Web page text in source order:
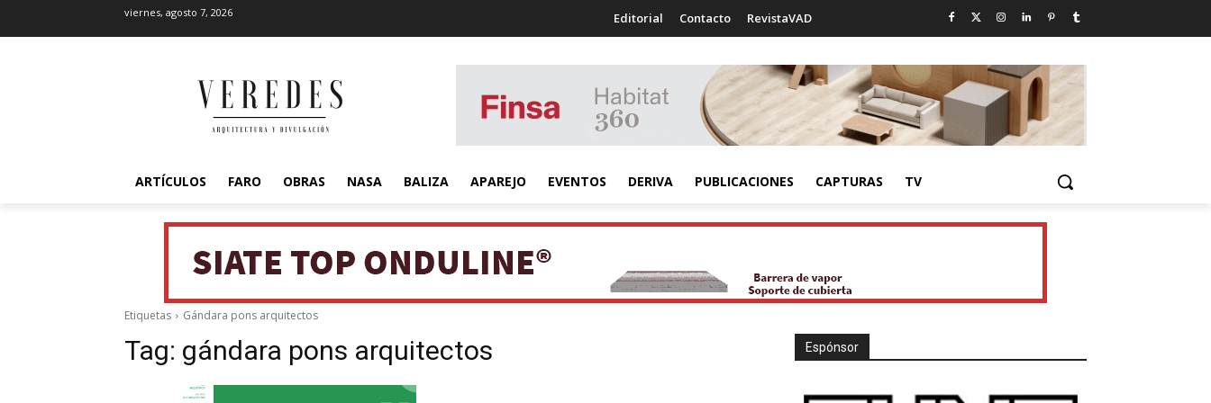
viernes, agosto 7, 2026 Editorial Contacto RevistaVAD
ARTÍCULOS FARO OBRAS NASA BALIZA APAREJO EVENTOS DERIVA PUBLICACIONES CAPTURAS TV
Etiquetas Gándara pons arquitectos
Tag: gándara pons arquitectos Espónsor